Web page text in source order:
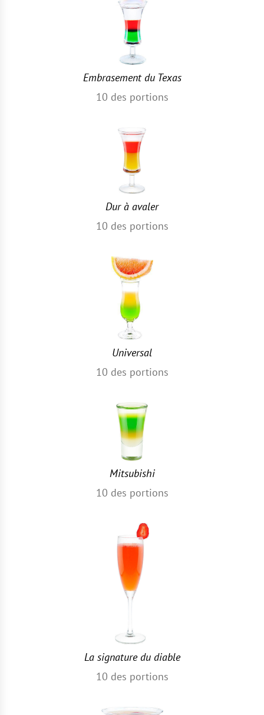
Embrasement du Texas
10 des portions
Dur à avaler
10 des portions
Universal
10 des portions
Mitsubishi
10 des portions
La signature du diable
10 des portions